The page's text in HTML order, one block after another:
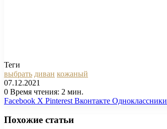
Теги
выбрать диван кожаный
07.12.2021
0 Время чтения: 2 мин.
Facebook X Pinterest Вконтакте Одноклассники
Похожие статьи